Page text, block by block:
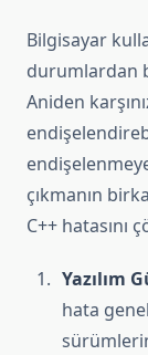
Bilgisayar
durumlardan
Aniden
çıkmanın
C++ hatasını
Yazılım
hata